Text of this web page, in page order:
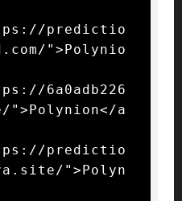
predictio
">Polynio
6a0adb226
">Polynion</a
predictio
">Polyn